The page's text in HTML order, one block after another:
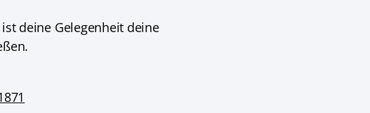
deine Gelegenheit deine